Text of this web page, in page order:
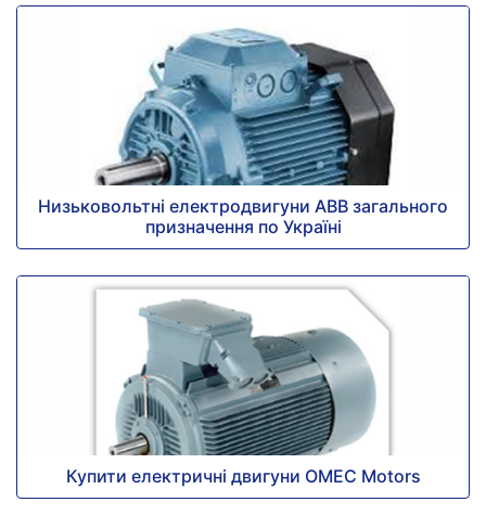
Низьковольтні електродвигуни ABB загального
призначення по Україні
Купити електричні двигуни OMEC Motors